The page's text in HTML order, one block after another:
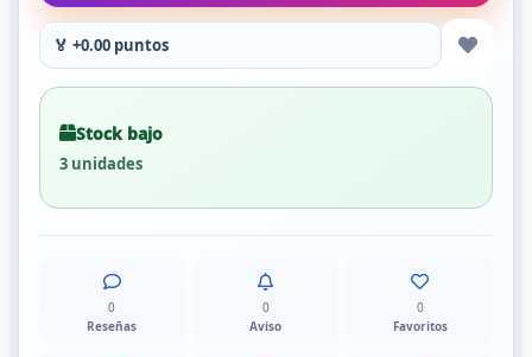
🏅 +0.00 puntos
Stock bajo
3 unidades
0
Reseñas
0
Aviso
0
Favoritos